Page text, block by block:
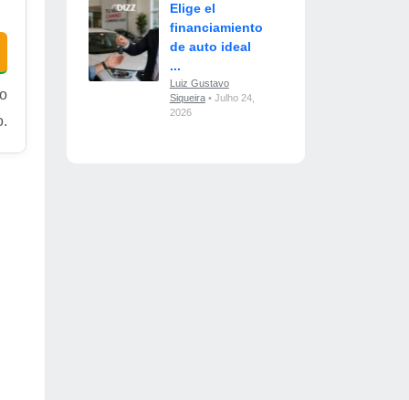
Elige el
financiamiento
de auto ideal
...
Luiz Gustavo
Siqueira• Julho 24,
2026